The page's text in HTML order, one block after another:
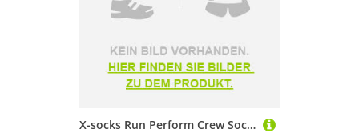
X-socks Run Perform Crew Socks Rosa EU 39-41